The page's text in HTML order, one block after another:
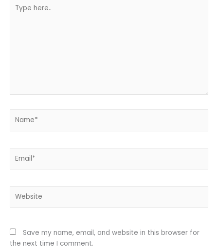
here..
Save my name, email, and website in this browser for
the next time I comment.